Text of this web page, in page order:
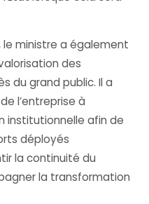
ministre a également
des
du grand public. Il a
l’entreprise à
institutionnelle afin de
déployés
la continuité du
la transformation